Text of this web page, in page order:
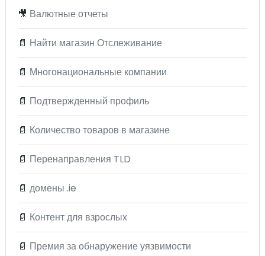
🎥 Валютные отчеты
📄 Найти магазин Отслеживание
📄 Многонациональные компании
📄 Подтвержденный профиль
📄 Количество товаров в магазине
📄 Перенаправления TLD
📄 домены .ie
📄 Контент для взрослых
📄 Премия за обнаружение уязвимости